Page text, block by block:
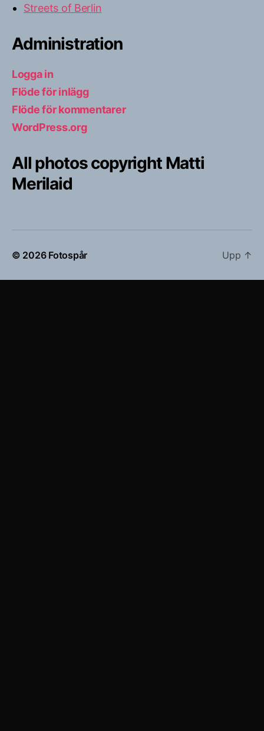
Streets of Berlin
Administration
Logga in
Flöde för inlägg
Flöde för kommentarer
WordPress.org
All photos copyright Matti
Merilaid
© 2026 Fotospår Upp ↑